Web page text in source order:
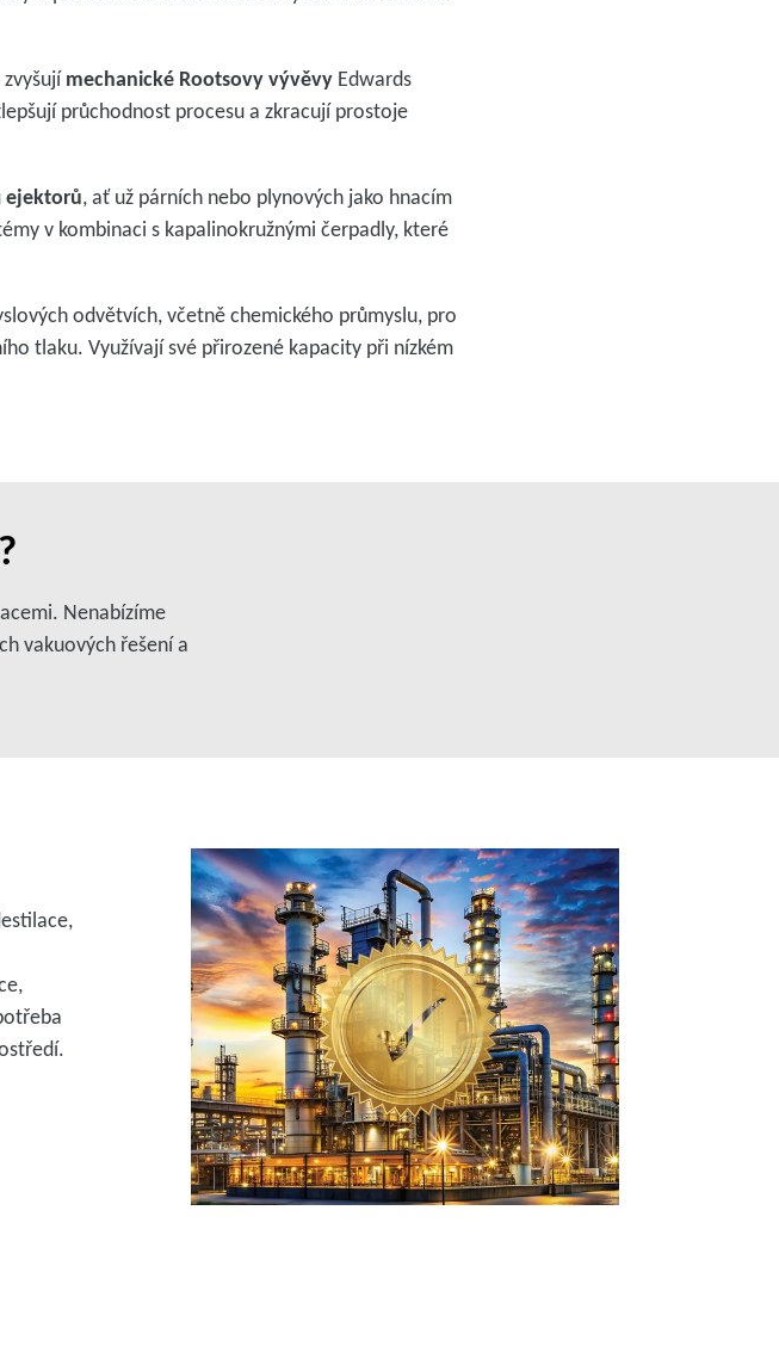
mechanické Rootsovy vývěvyEdwards
průchodnost procesu a zkracují prostoje
ejektorů, ať už párních nebo plynových jako hnacím
v kombinaci s kapalinokružnými čerpadly, které
odvětvích, včetně chemického průmyslu, pro
tlaku. Využívají své přirozené kapacity při nízkém
Nenabízíme
vakuových řešení a